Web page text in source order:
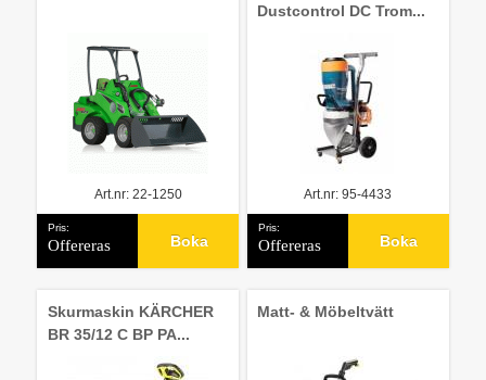
Art.nr: 22-1250
Pris:
Offereras Boka
Dustcontrol DC Trom...
Art.nr: 95-4433
Pris:
Offereras Boka
Skurmaskin KÄRCHER
BR 35/12 C BP PA...
Matt- & Möbeltvätt